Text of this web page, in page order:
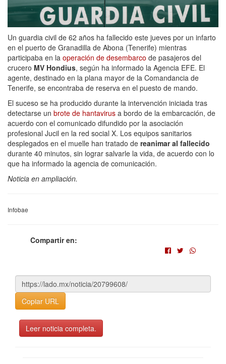
Un guardia civil de 62 años ha fallecido este jueves por un infarto
en el puerto de Granadilla de Abona (Tenerife) mientras
participaba en la operación de desembarco de pasajeros del
crucero MV Hondius, según ha informado la Agencia EFE. El
agente, destinado en la plana mayor de la Comandancia de
Tenerife, se encontraba de reserva en el puesto de mando.
El suceso se ha producido durante la intervención iniciada tras
detectarse un brote de hantavirus a bordo de la embarcación, de
acuerdo con el comunicado difundido por la asociación
profesional Jucil en la red social X. Los equipos sanitarios
desplegados en el muelle han tratado de reanimar al fallecido
durante 40 minutos, sin lograr salvarle la vida, de acuerdo con lo
que ha informado la agencia de comunicación.
Noticia en ampliación.
Infobae
Compartir en:
Copiar URL
Leer noticia completa.